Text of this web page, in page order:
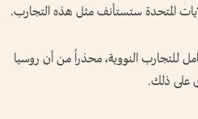
المتحدة ستستأنف مثل هذه التجارب.
للتجارب النووية، محذراً من أن روسيا
على ذلك.